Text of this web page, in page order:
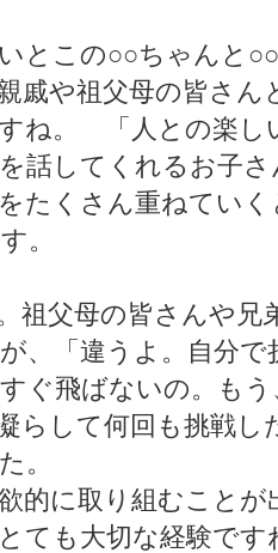
とこの○○ちゃんと
戚や祖父母の皆さん
ね。 「人との楽し
話してくれるお子
たくさん重ねていく
。
祖父母の皆さんや兄
、「違うよ。自分
ぐ飛ばないの。も
らして何回も挑戦
。
的に取り組むことが
ても大切な経験